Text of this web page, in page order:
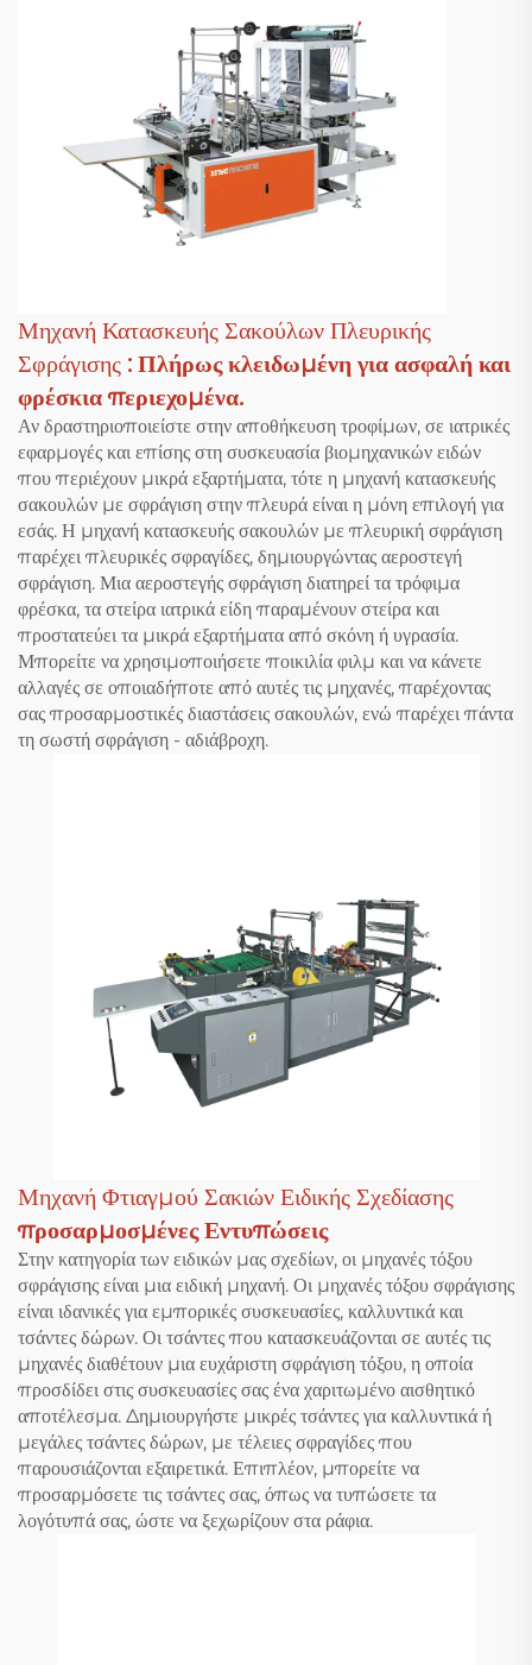
Μηχανή Κατασκευής Σακούλων Πλευρικής
Σφράγισης : Πλήρως κλειδωμένη για ασφαλή και
φρέσκια περιεχομένα.
Αν δραστηριοποιείστε στην αποθήκευση τροφίμων, σε ιατρικές
εφαρμογές και επίσης στη συσκευασία βιομηχανικών ειδών
που περιέχουν μικρά εξαρτήματα, τότε η μηχανή κατασκευής
σακουλών με σφράγιση στην πλευρά είναι η μόνη επιλογή για
εσάς. Η μηχανή κατασκευής σακουλών με πλευρική σφράγιση
παρέχει πλευρικές σφραγίδες, δημιουργώντας αεροστεγή
σφράγιση. Μια αεροστεγής σφράγιση διατηρεί τα τρόφιμα
φρέσκα, τα στείρα ιατρικά είδη παραμένουν στείρα και
προστατεύει τα μικρά εξαρτήματα από σκόνη ή υγρασία.
Μπορείτε να χρησιμοποιήσετε ποικιλία φιλμ και να κάνετε
αλλαγές σε οποιαδήποτε από αυτές τις μηχανές, παρέχοντας
σας προσαρμοστικές διαστάσεις σακουλών, ενώ παρέχει πάντα
τη σωστή σφράγιση - αδιάβροχη.
Μηχανή Φτιαγμού Σακιών Ειδικής Σχεδίασης
προσαρμοσμένες Εντυπώσεις
Στην κατηγορία των ειδικών μας σχεδίων, οι μηχανές τόξου
σφράγισης είναι μια ειδική μηχανή. Οι μηχανές τόξου σφράγισης
είναι ιδανικές για εμπορικές συσκευασίες, καλλυντικά και
τσάντες δώρων. Οι τσάντες που κατασκευάζονται σε αυτές τις
μηχανές διαθέτουν μια ευχάριστη σφράγιση τόξου, η οποία
προσδίδει στις συσκευασίες σας ένα χαριτωμένο αισθητικό
αποτέλεσμα. Δημιουργήστε μικρές τσάντες για καλλυντικά ή
μεγάλες τσάντες δώρων, με τέλειες σφραγίδες που
παρουσιάζονται εξαιρετικά. Επιπλέον, μπορείτε να
προσαρμόσετε τις τσάντες σας, όπως να τυπώσετε τα
λογότυπά σας, ώστε να ξεχωρίζουν στα ράφια.